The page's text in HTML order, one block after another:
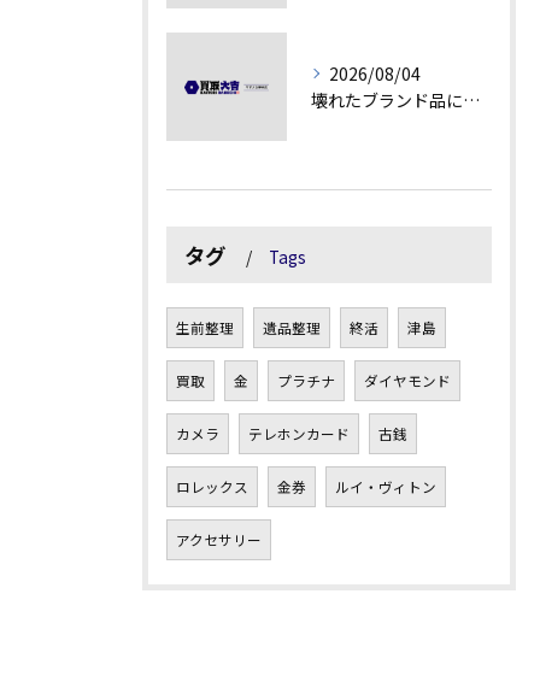
2026/08/04
壊れたブランド品にも価値がつく理由とは
タグ Tags
生前整理 遺品整理 終活 津島
買取 金 プラチナ ダイヤモンド
カメラ テレホンカード 古銭
ロレックス 金券 ルイ・ヴィトン
アクセサリー